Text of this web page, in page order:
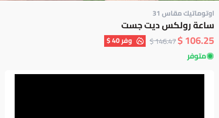
اوتوماتيك مقاس 31
ساعة رولكس ديت جست
106.25 $
146.47 $ وفر40 $
متوفر